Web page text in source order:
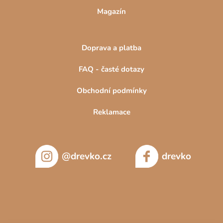
Magazín
Doprava a platba
FAQ - časté dotazy
Obchodní podmínky
Reklamace
@drevko.cz drevko